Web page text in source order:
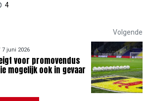
4
Volgende
7 juni 2026
voor promovendus
mogelijk ook in gevaar